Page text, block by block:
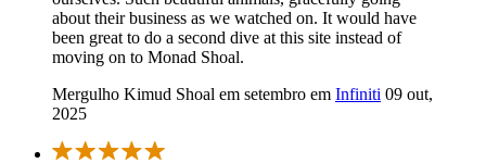
about their business as we watched on. It would have
been great to do a second dive at this site instead of
moving on to Monad Shoal.
Mergulho Kimud Shoal em setembro em Infiniti 09 out,
2025